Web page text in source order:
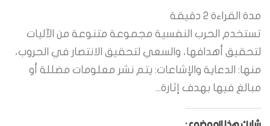
مدة القراءة 2 دقيقة
تستخدم الحرب النفسية مجموعة متنوعة من الآليات
لتحقيق أهدافها، والسعي لتحقيق الانتصار في الحروب،
منها: الدعاية والإشاعات: يتم نشر معلومات مضللة أو
مبالغ فيها بهدف إثارة...